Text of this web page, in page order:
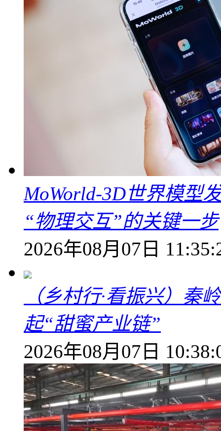
MoWorld-3D世界模型
“物理交互”的关键一步
2026年08月07日
（乡村行·看振兴）秦
起“甜蜜产业链”
2026年08月07日